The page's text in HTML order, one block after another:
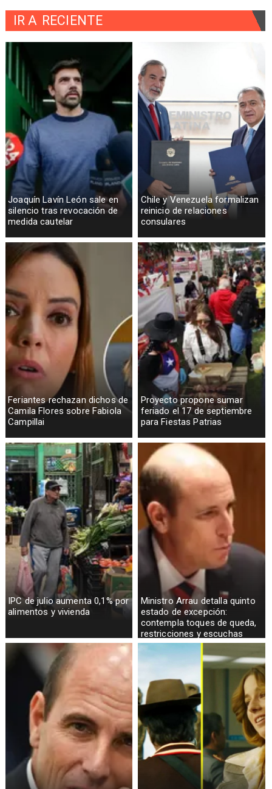
Joaquín Lavín León sale en
silencio tras revocación de
medida cautelar
Chile y Venezuela formalizan
reinicio de relaciones
consulares
Feriantes rechazan dichos de
Camila Flores sobre Fabiola
Campillai
Proyecto propone sumar
feriado el 17 de septiembre
para Fiestas Patrias
IPC de julio aumenta 0,1% por
alimentos y vivienda
Ministro Arrau detalla quinto
estado de excepción:
contempla toques de queda,
restricciones y escuchas
telefónicas en zonas críticas
IR A RECIENTE